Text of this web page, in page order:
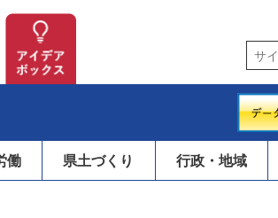
働 県土づくり 行政・地域